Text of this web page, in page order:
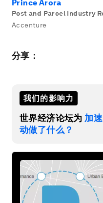
Prince Arora
Post and Parcel Industry
Accenture
分享：
我们的影响力
世界经济论坛为 加
动做了什么？